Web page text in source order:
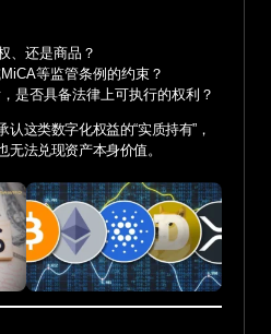
、还是商品？
等监管条例的约束？
是否具备法律上可执行的权利？
这类数字化权益的“实质持有”，
法兑现资产本身价值。